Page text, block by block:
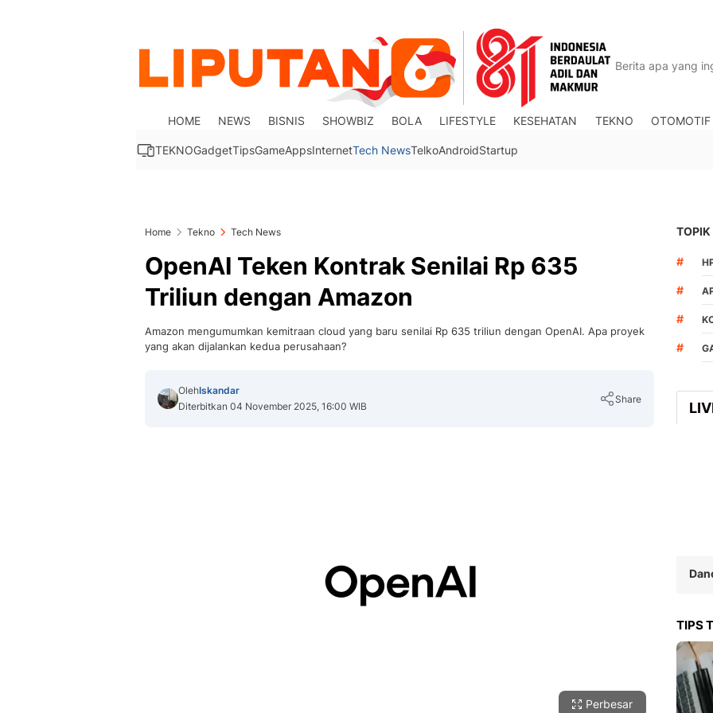
HOME NEWS BISNIS SHOWBIZ BOLA LIFESTYLE KESEHATAN TEKNO OTOMOTIF
TEKNOGadgetTipsGameAppsInternetTech NewsTelkoAndroidStartup
Home Tekno Tech News
OpenAI Teken Kontrak Senilai Rp 635
Triliun dengan Amazon
Amazon mengumumkan kemitraan cloud yang baru senilai Rp 635 triliun dengan OpenAI. Apa proyek
yang akan dijalankan kedua perusahaan?
OlehIskandar
Diterbitkan 04 November 2025, 16:00 WIB
Share
Perbesar
TOPIK
#
#
#
#
TIPS